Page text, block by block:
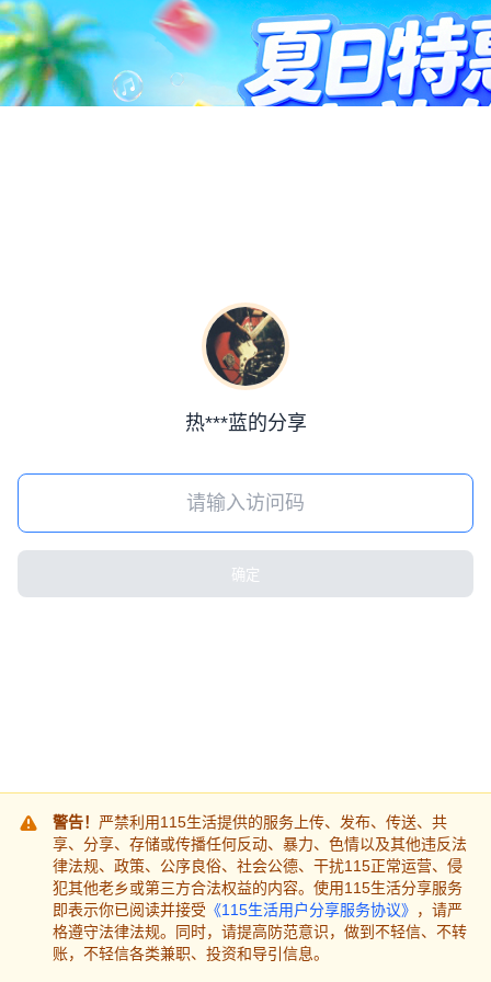
热***蓝的分享
确定
警告！ 严禁利用115生活提供的服务上传、发布、传送、共
享、分享、存储或传播任何反动、暴力、色情以及其他违反法
律法规、政策、公序良俗、社会公德、干扰115正常运营、侵
犯其他老乡或第三方合法权益的内容。使用115生活分享服务
即表示你已阅读并接受 《115生活用户分享服务协议》 ，请严
格遵守法律法规。同时，请提高防范意识，做到不轻信、不转
账，不轻信各类兼职、投资和导引信息。